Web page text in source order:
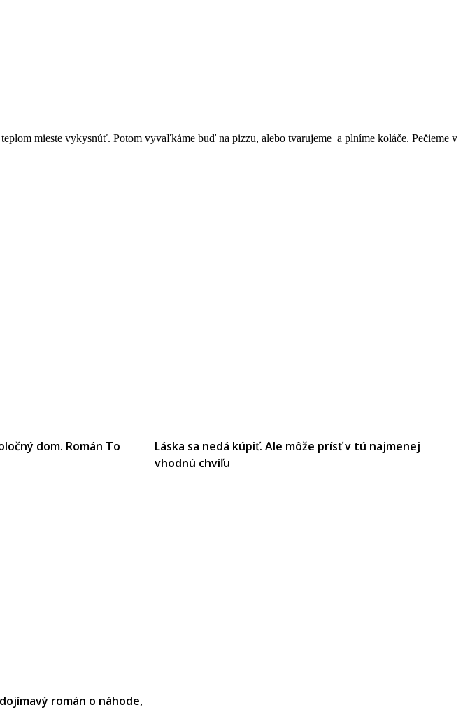
mieste vykysnúť. Potom vyvaľkáme buď na pizzu, alebo tvarujeme a plníme koláče. Pečieme v
dom. Román To
Láska sa nedá kúpiť. Ale môže prísť v tú najmenej
vhodnú chvíľu
román o náhode,